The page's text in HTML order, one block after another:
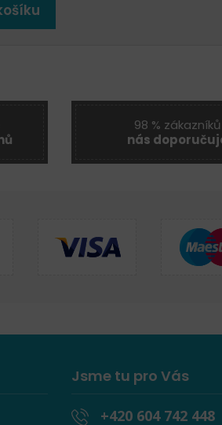
98 % zákazníků
nás
Jsme tu pro Vás
+420 604 742 448